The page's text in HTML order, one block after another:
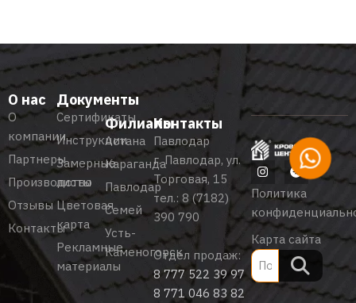
О нас
О
компании
Партнеры
Производство
Отзывы
Контакты
Документы
Сертификаты
Инструкции
Замерные
листы
Цветовая
карта
Рекламные
материалы
Филиалы
Астана
Караганда
Павлодар
Семей
Усть-
Каменогорск
Контакты
Павлодар
г. Павлодар, ул.
Торговая, 15
тел.: 8 (7182)
390 790
Отдел продаж:
8 777 522 39 97
8 771 046 83 82
Политика
Карта сайта